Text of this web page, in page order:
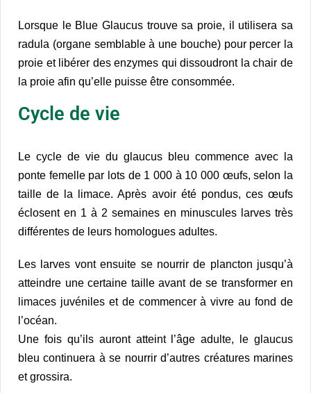
Lorsque le Blue Glaucus trouve sa proie, il utilisera sa
radula (organe semblable à une bouche) pour percer la
proie et libérer des enzymes qui dissoudront la chair de
la proie afin qu’elle puisse être consommée.
Cycle de vie
Le cycle de vie du glaucus bleu commence avec la
ponte femelle par lots de 1 000 à 10 000 œufs, selon la
taille de la limace. Après avoir été pondus, ces œufs
éclosent en 1 à 2 semaines en minuscules larves très
différentes de leurs homologues adultes.
Les larves vont ensuite se nourrir de plancton jusqu’à
atteindre une certaine taille avant de se transformer en
limaces juvéniles et de commencer à vivre au fond de
l’océan.
Une fois qu’ils auront atteint l’âge adulte, le glaucus
bleu continuera à se nourrir d’autres créatures marines
et grossira.